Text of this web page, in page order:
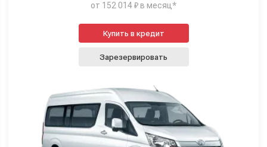
от 152 014 ₽ в месяц*
Купить в кредит
Зарезервировать